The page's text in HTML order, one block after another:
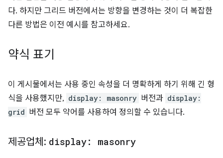
다. 하지만 그리드 버전에서는 방향을 변경하는 것이 더 복잡한
다른 방법은 이전 예시를 참고하세요.
약식 표기
이 게시물에서는 사용 중인 속성을 더 명확하게 하기 위해 긴 형
식을 사용했지만, display: masonry 버전과 display:
grid 버전 모두 약어를 사용하여 정의할 수 있습니다.
제공업체: display: masonry